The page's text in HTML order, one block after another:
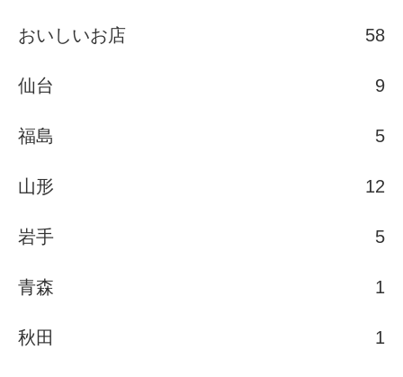
おいしいお店 58
仙台 9
福島 5
山形 12
岩手 5
青森 1
秋田 1